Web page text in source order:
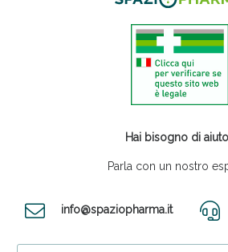
Hai bisogno di
Parla con un nostro
info@spaziopharma.it